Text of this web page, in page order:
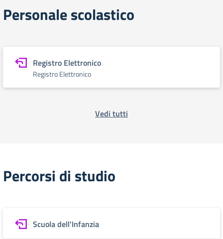
Personale scolastico
Registro Elettronico
Registro Elettronico
Vedi tutti
Percorsi di studio
Scuola dell'Infanzia